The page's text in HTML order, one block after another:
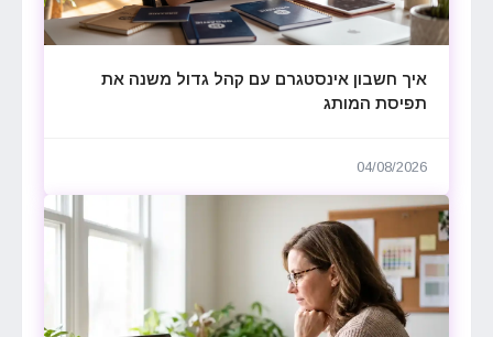
איך חשבון אינסטגרם עם קהל גדול משנה את
תפיסת המותג
04/08/2026